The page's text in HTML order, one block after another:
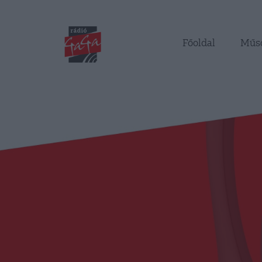
Főoldal